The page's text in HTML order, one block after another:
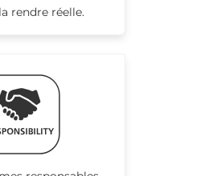
rendre réelle.